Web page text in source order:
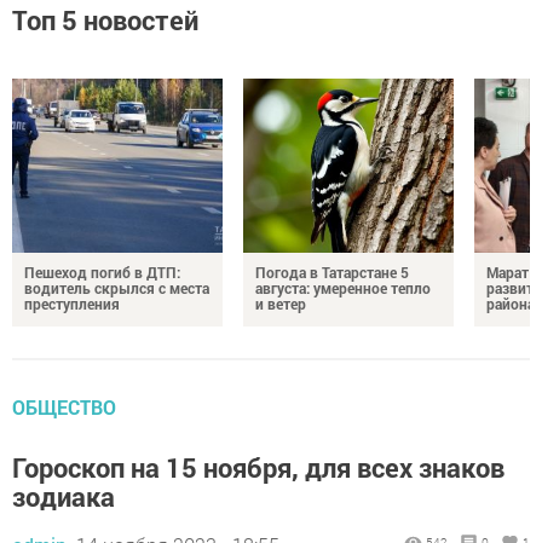
Топ 5 новостей
Пешеход погиб в ДТП:
водитель скрылся с места
преступления
Погода в Татарстане 5
августа: умеренное тепло
и ветер
Марат
района
ОБЩЕСТВО
Гороскоп на 15 ноября, для всех знаков
зодиака